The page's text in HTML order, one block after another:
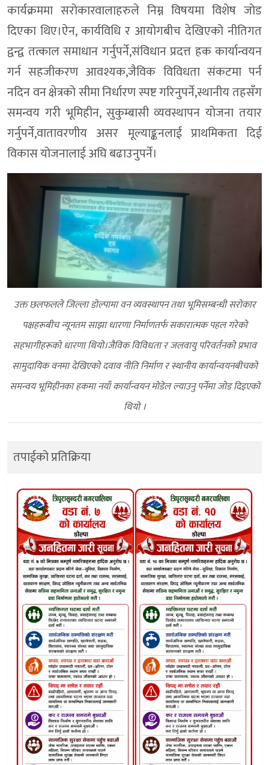
कार्यक्रममा सरोकारवालाहरुले निम्न विषयमा विशेष जोड
दिएका थिए।ऐन, कार्यविधि र आयोगबीच देखिएको नीतिगत
द्वन्द्व तत्काल समाधान गर्नुपर्ने,संविधान प्रदत्त हक कार्यान्वयन
गर्न सहजीकरण आवश्यक,जैविक विविधता संकटमा पर्न
नदिन वन क्षेत्रको सीमा निर्धारण स्पष्ट गरिनुपर्ने,स्थानीय तहसँग
समन्वय गरी भूमिहीन, सुकुम्बासी व्यवस्थापन योजना तयार
गर्नुपर्ने,वातावरणीय असर मूल्याङ्कनलाई प्राथमिकता दिई
विकास योजनालाई अघि बढाउनुपर्ने।
उक्त छलफलले जिल्ला डोल्पामा वन व्यवस्थापन तथा भूमिसम्बन्धी सरोकार
पक्षहरूबीच न्यूनतम साझा धारणा निर्माणतर्फ सकारात्मक पहल गरेको
सहभागीहरूको धारणा थियो।जैविक विविधता र जलवायु परिवर्तनको प्रभाव
सामुदायिक वनमा देखिएको दवाव नीति निर्माण र स्थानीय कार्यान्वयनबीचको
समन्वय भूमिहीनका हकमा नयाँ कार्यान्वयन मोडेल ल्याउनु पर्नेमा जाेड दिइएकाे
थियाे ।
तपाईको प्रतिक्रिया